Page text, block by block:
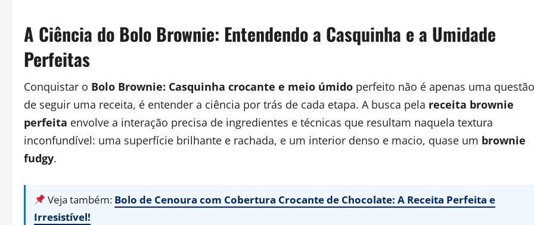
A Ciência do Bolo Brownie: Entendendo a Casquinha e a Umidade
Perfeitas
Conquistar o Bolo Brownie: Casquinha crocante e meio úmido perfeito não é apenas uma questão
de seguir uma receita, é entender a ciência por trás de cada etapa. A busca pela receita brownie
perfeita envolve a interação precisa de ingredientes e técnicas que resultam naquela textura
inconfundível: uma superfície brilhante e rachada, e um interior denso e macio, quase um brownie
fudgy.
Veja também: Bolo de Cenoura com Cobertura Crocante de Chocolate: A Receita Perfeita e
Irresistível!